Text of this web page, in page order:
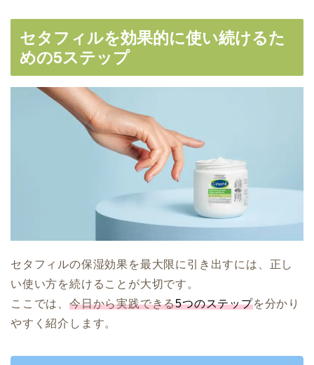
セタフィルを効果的に使い続けるた
めの5ステップ
セタフィルの保湿効果を最大限に引き出すには、正し
い使い方を続けることが大切です。
ここでは、 今日から実践できる5つのステップを分かり
やすく紹介します。